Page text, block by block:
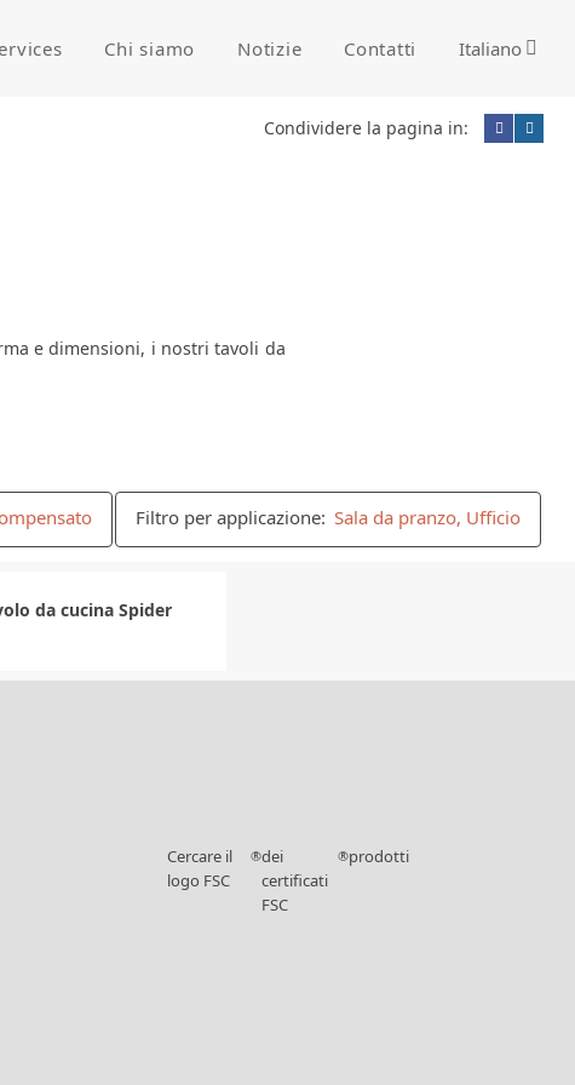
Chi siamo Notizie Contatti Italiano
Condividere la pagina in:
e dimensioni, i nostri tavoli da
Filtro per applicazione: Sala da pranzo, Ufficio
da cucina Spider
Cercare il
logo FSC
®dei
certificati
FSC
®prodotti